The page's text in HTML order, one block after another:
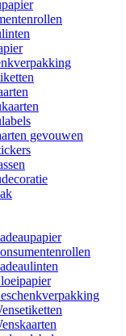
gevouwen